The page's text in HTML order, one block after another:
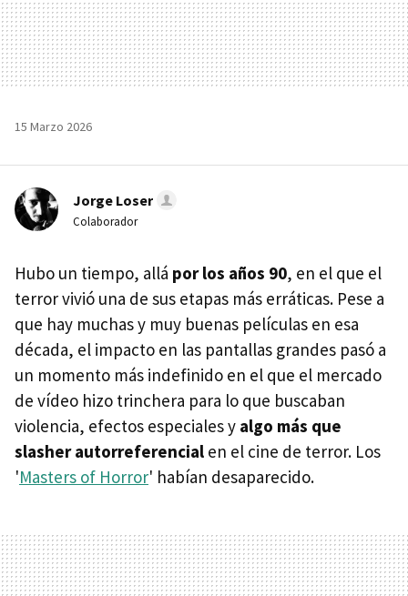
15 Marzo 2026
Jorge Loser
Colaborador
Hubo un tiempo, allá por los años 90, en el que el
terror vivió una de sus etapas más erráticas. Pese a
que hay muchas y muy buenas películas en esa
década, el impacto en las pantallas grandes pasó a
un momento más indefinido en el que el mercado
de vídeo hizo trinchera para lo que buscaban
violencia, efectos especiales y algo más que
slasher autorreferencial en el cine de terror. Los
'Masters of Horror' habían desaparecido.